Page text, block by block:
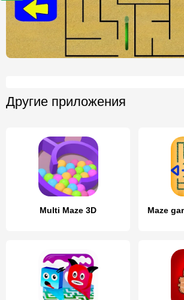
Другие приложения
Multi Maze 3D